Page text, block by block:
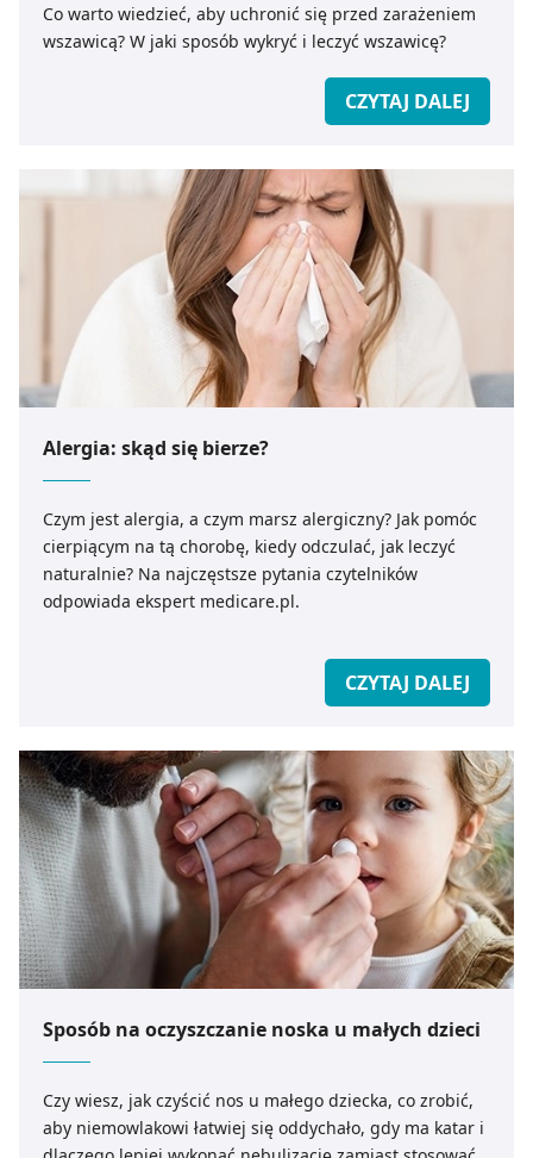
Co warto wiedzieć, aby uchronić się przed zarażeniem
wszawicą? W jaki sposób wykryć i leczyć wszawicę?
CZYTAJ DALEJ
Alergia: skąd się bierze?
Czym jest alergia, a czym marsz alergiczny? Jak pomóc
cierpiącym na tą chorobę, kiedy odczulać, jak leczyć
naturalnie? Na najczęstsze pytania czytelników
odpowiada ekspert medicare.pl.
CZYTAJ DALEJ
Sposób na oczyszczanie noska u małych dzieci
Czy wiesz, jak czyścić nos u małego dziecka, co zrobić,
aby niemowlakowi łatwiej się oddychało, gdy ma katar i